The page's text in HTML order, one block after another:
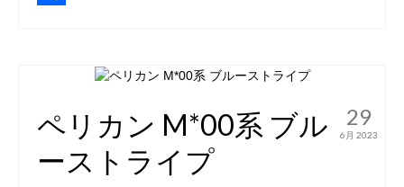
29
6月 2023
ペリカン M*00系 ブル
ーストライプ